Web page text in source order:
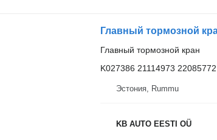
Главный тормозной кран
K027386 21114973 22085772
Эстония, Rummu
KB AUTO EESTI OÜ